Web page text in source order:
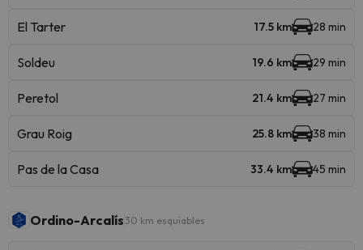
El Tarter 17.5 km 28 min
Soldeu 19.6 km 29 min
Peretol 21.4 km 27 min
Grau Roig 25.8 km 38 min
Pas de la Casa 33.4 km 45 min
Ordino-Arcalís 30 km esquiables